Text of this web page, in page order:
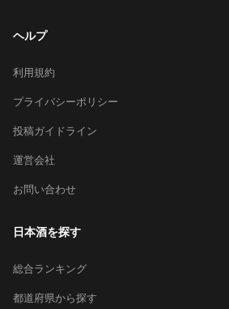
ヘルプ
利用規約
プライバシーポリシー
投稿ガイドライン
運営会社
お問い合わせ
日本酒を探す
総合ランキング
都道府県から探す